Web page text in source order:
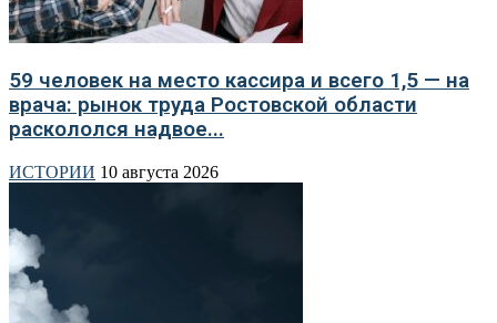
59 человек на место кассира и всего 1,5 — на
врача: рынок труда Ростовской области
раскололся надвое...
ИСТОРИИ 10 августа 2026